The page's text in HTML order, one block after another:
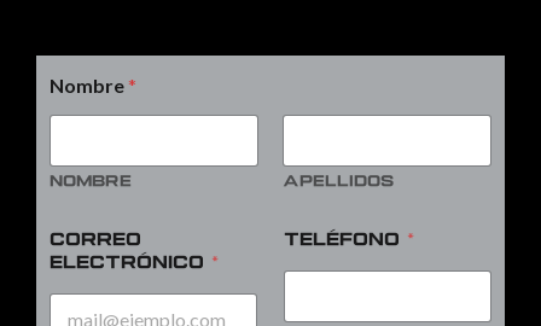
Nombre *
Nombre Apellidos
Correo
electrónico *
Teléfono *